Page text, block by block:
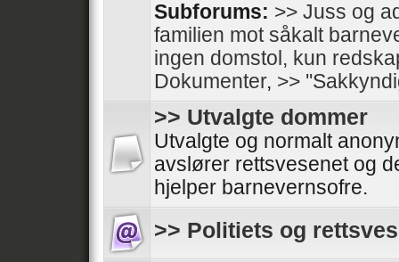
Subforums: >> Juss og
familien mot såkalt
ingen domstol, kun
Dokumenter, >>
>> Utvalgte dommer
Utvalgte og normalt
avslører rettsvesenet og
hjelper barnevernsofre.
>> Politiets og